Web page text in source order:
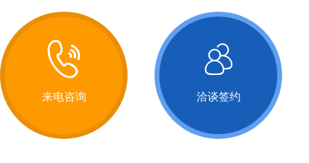
来电咨询 洽谈签约